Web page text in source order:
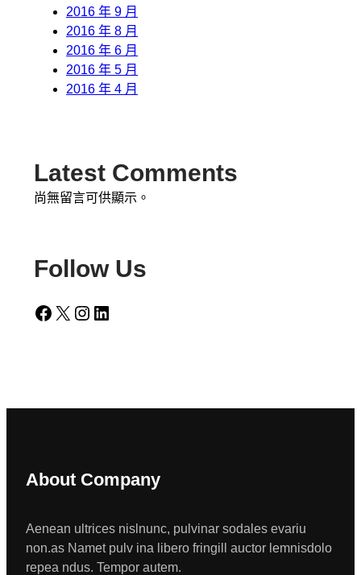
2016 年 9 月
2016 年 8 月
2016 年 6 月
2016 年 5 月
2016 年 4 月
Latest Comments
尚無留言可供顯示。
Follow Us
Facebook X Instagram LinkedIn
About Company
Aenean ultrices nislnunc, pulvinar sodales evariu
non.as Namet pulv ina libero fringill auctor lemnisdolo
repea ndus. Tempor autem.